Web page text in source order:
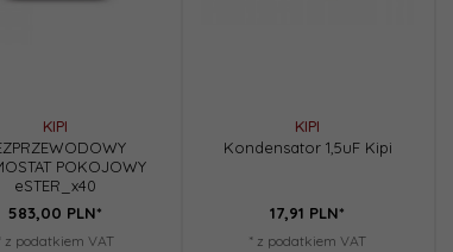
KIPI
POKOJOWY
eSTER_x40
583,00 PLN*
z podatkiem VAT
KIPI
Kondensator 1,5uF Kipi
17,91 PLN*
* z podatkiem VAT